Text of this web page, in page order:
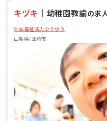
残業少なめ
キヅキ 幼稚園教諭の求
社会福祉法人ゆうゆう
山梨県/韮崎市